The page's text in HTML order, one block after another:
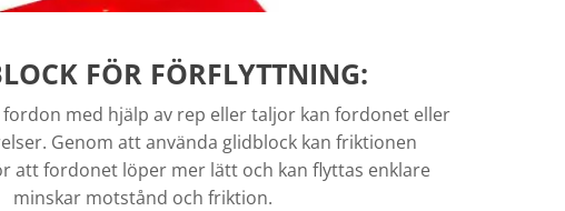
FÖR FÖRFLYTTNING:
med hjälp av rep eller taljor kan fordonet eller
Genom att använda glidblock kan friktionen
att fordonet löper mer lätt och kan flyttas enklare
minskar motstånd och friktion.